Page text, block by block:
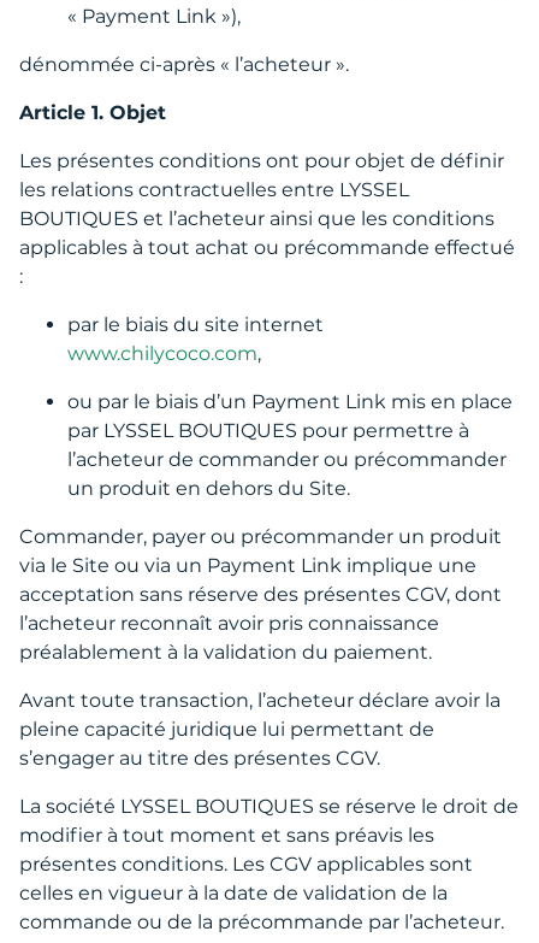
« Payment Link »),
dénommée ci-après « l’acheteur ».
Article 1. Objet
Les présentes conditions ont pour objet de définir
les relations contractuelles entre LYSSEL
BOUTIQUES et l’acheteur ainsi que les conditions
applicables à tout achat ou précommande effectué
:
par le biais du site internet
www.chilycoco.com,
ou par le biais d’un Payment Link mis en place
par LYSSEL BOUTIQUES pour permettre à
l’acheteur de commander ou précommander
un produit en dehors du Site.
Commander, payer ou précommander un produit
via le Site ou via un Payment Link implique une
acceptation sans réserve des présentes CGV, dont
l’acheteur reconnaît avoir pris connaissance
préalablement à la validation du paiement.
Avant toute transaction, l’acheteur déclare avoir la
pleine capacité juridique lui permettant de
s’engager au titre des présentes CGV.
La société LYSSEL BOUTIQUES se réserve le droit de
modifier à tout moment et sans préavis les
présentes conditions. Les CGV applicables sont
celles en vigueur à la date de validation de la
commande ou de la précommande par l’acheteur.